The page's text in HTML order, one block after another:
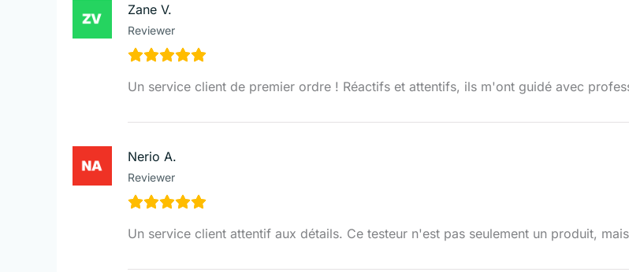
Zane V.
Reviewer
Un service client de premier ordre ! Réactifs et attentifs, ils m'ont guidé avec
Nerio A.
Reviewer
Un service client attentif aux détails. Ce testeur n'est pas seulement un produit,